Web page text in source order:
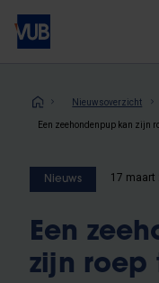
Overslaan
naar
inhoud
Nieuwsoverzicht
Een zeehondenpup kan zijn
Nieuws 17 maart
Een
zijn roep